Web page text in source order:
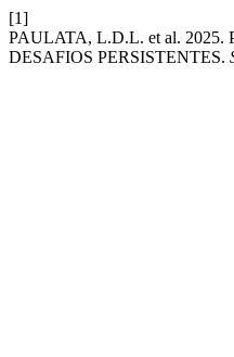
[1]
PAULATA, L.D.L. et al.
DESAFIOS PERSISTENTES.